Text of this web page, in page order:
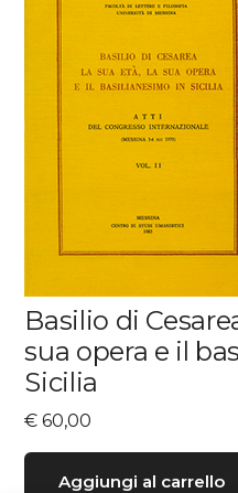
Basilio di
sua opera e il
Sicilia
€ 60,00
Aggiungi al carrello